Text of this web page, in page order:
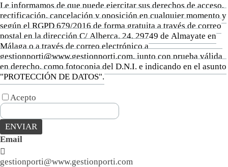
Le informamos de que puede ejercitar sus derechos de acceso,
rectificación, cancelación y oposición en cualquier momento y
según el RGPD 679/2016 de forma gratuita a través de correo
postal en la dirección C/ Alberca, 24, 29749 de Almayate en
Málaga o a través de correo electrónico a
gestionporti@www.gestionporti.com, junto con prueba válida
en derecho, como fotocopia del D.N.I. e indicando en el asunto
"PROTECCIÓN DE DATOS".
Acepto
Email

gestionporti@www.gestionporti.com